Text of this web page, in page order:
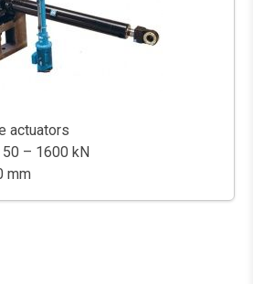
actuators
50 – 1600 kN
mm